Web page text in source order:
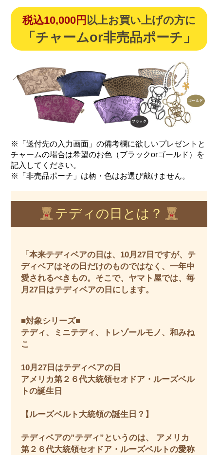
税込10,000円 以上お買い上げの方に
「チャームor非売品ポーチ」
※「送付先の入力画面」の備考欄に欲しいプレゼントと
チャームの場合は希望のお色（ブラックorゴールド）を
記入してください。
※「非売品ポーチ」は柄・色はお選び戴けません。
テディの日とは？
「本来テディベアの日は、10月27日ですが、テ
ディベアはその日だけのものではなく、一年中
愛されるべきもの。そこで、ヤマト屋では、毎
月27日はテディベアの日にします。
■対象シリーズ■
テディ、ミニテディ、トレゾールモノ、和みね
こ
10月27日はテディベアの日
アメリカ第２６代大統領セオドア・ルーズベル
トの誕生日
【ルーズベルト大統領の誕生日？】
テディベアの”テディ”というのは、 アメリカ
第２６代大統領セオドア・ルーズベルトの愛称